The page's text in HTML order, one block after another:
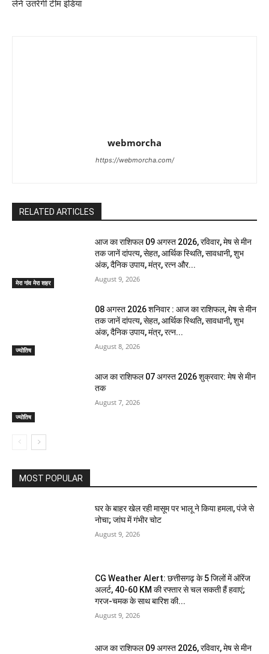
लेने उतरेगी टीम इंडिया
webmorcha
https://webmorcha.com/
RELATED ARTICLES
मेरा गांव मेरा शहर
आज का राशिफल 09 अगस्त 2026, रविवार, मेष से मीन
तक जानें दांपत्य, सेहत, आर्थिक स्थिति, सावधानी, शुभ
अंक, दैनिक उपाय, मंत्र, रत्न और...
August 9, 2026
ज्योतिष
08 अगस्त 2026 शनिवार : आज का राशिफल, मेष से मीन
तक जानें दांपत्य, सेहत, आर्थिक स्थिति, सावधानी, शुभ
अंक, दैनिक उपाय, मंत्र, रत्न...
August 8, 2026
ज्योतिष
आज का राशिफल 07 अगस्त 2026 शुक्रवार: मेष से मीन
तक
August 7, 2026
MOST POPULAR
घर के बाहर खेल रही मासूम पर भालू ने किया हमला, पंजे से
नोचा; जांघ में गंभीर चोट
August 9, 2026
CG Weather Alert: छत्तीसगढ़ के 5 जिलों में ऑरेंज
अलर्ट, 40-60 KM की रफ्तार से चल सकती हैं हवाएं;
गरज-चमक के साथ बारिश की...
August 9, 2026
आज का राशिफल 09 अगस्त 2026, रविवार, मेष से मीन